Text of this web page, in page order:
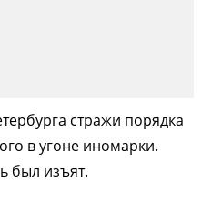
стражи порядка
в угоне иномарки.
был изъят.